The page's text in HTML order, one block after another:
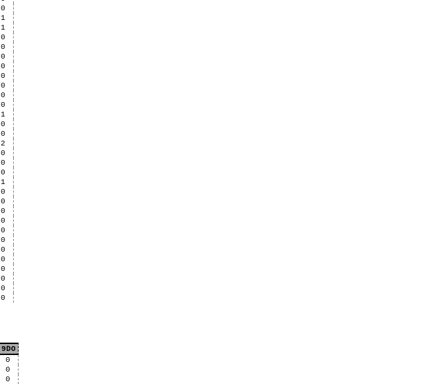
0
1
1
0
0
0
0
0
0
0
0
1
0
0
2
0
0
0
1
0
0
0
0
0
0
0
0
0
0
0
0
9DO
0
0
0